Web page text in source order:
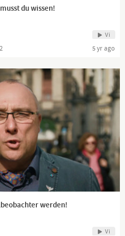
du wissen!
Vi
2 5 yr ago
werden!
Vi